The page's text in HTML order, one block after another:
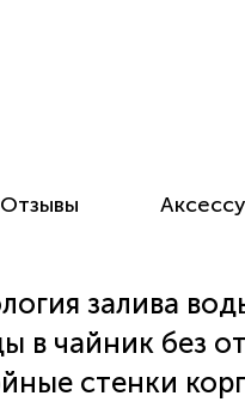
Отзывы
залива
в чайник без
стенки